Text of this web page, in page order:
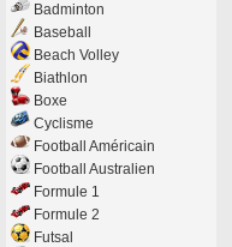
Badminton
Baseball
Beach Volley
Biathlon
Boxe
Cyclisme
Football Américain
Football Australien
Formule 1
Formule 2
Futsal